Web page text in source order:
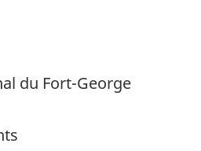
du Fort-George